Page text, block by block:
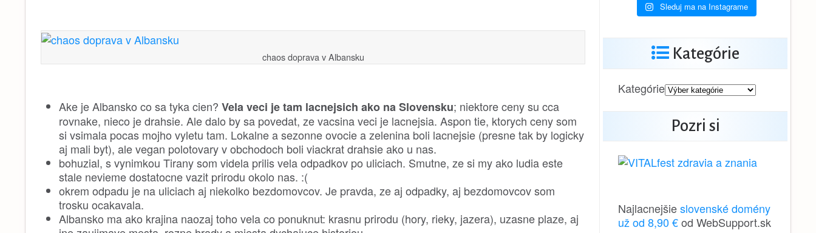
chaos doprava v Albansku
Ake je Albansko co sa tyka cien? Vela veci je tam lacnejsich ako na Slovensku; niektore ceny su cca
rovnake, nieco je drahsie. Ale dalo by sa povedat, ze vacsina veci je lacnejsia. Aspon tie, ktorych ceny som
si vsimala pocas mojho vyletu tam. Lokalne a sezonne ovocie a zelenina boli lacnejsie (presne tak by logicky
aj mali byt), ale vegan polotovary v obchodoch boli viackrat drahsie ako u nas.
bohuzial, s vynimkou Tirany som videla prilis vela odpadkov po uliciach. Smutne, ze si my ako ludia este
stale nevieme dostatocne vazit prirodu okolo nas. :(
okrem odpadu je na uliciach aj niekolko bezdomovcov. Je pravda, ze aj odpadky, aj bezdomovcov som
trosku ocakavala.
Albansko ma ako krajina naozaj toho vela co ponuknut: krasnu prirodu (hory, rieky, jazera), uzasne plaze, aj
Sleduj ma na Instagrame
Kategórie
Kategórie
Pozri si
Najlacnejšieslovenské domény
už od 8,90 €od WebSupport.sk